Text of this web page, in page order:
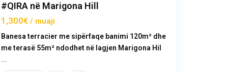
#QIRA në Marigona Hill
1,300€ / muaji
Banesa terracier me sipërfaqe banimi 120m² dhe
me terasë 55m² ndodhet në lagjen Marigona Hil
...